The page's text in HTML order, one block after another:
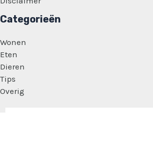
Categorieën
Wonen
Eten
Dieren
Tips
Overig